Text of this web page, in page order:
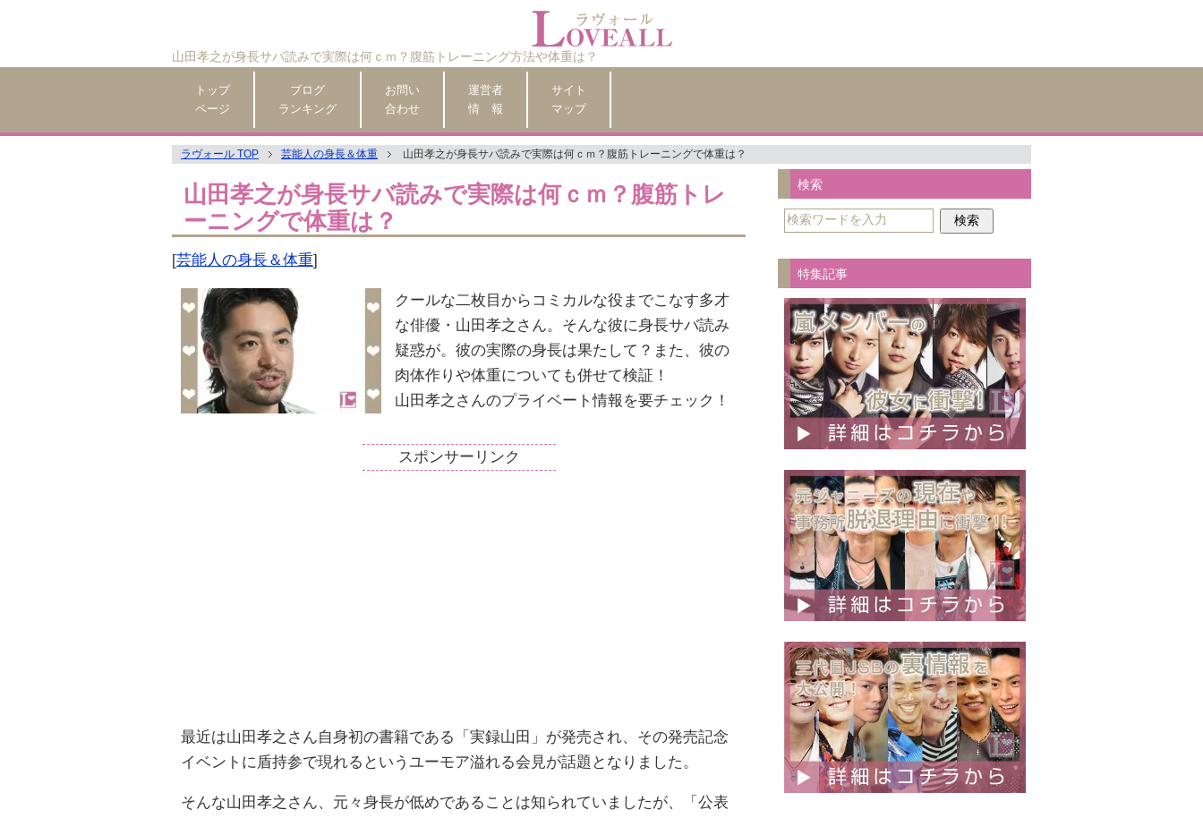
山田孝之が身長サバ読みで実際は何ｃｍ？腹筋トレーニング方法や体重は？
トップ
ページ
ブログ
ランキング
お問い
合わせ
運営者
情 報
サイト
マップ
ラヴォール TOP 芸能人の身長＆体重 山田孝之が身長サバ読みで実際は何ｃｍ？腹筋トレーニングで体重は？
山田孝之が身長サバ読みで実際は何ｃｍ？腹筋トレ
ーニングで体重は？
[芸能人の身長＆体重]
クールな二枚目からコミカルな役までこなす多才
な俳優・山田孝之さん。そんな彼に身長サバ読み
疑惑が。彼の実際の身長は果たして？また、彼の
肉体作りや体重についても併せて検証！
山田孝之さんのプライベート情報を要チェック！
スポンサーリンク
最近は山田孝之さん自身初の書籍である「実録山田」が発売され、その発売記念
イベントに盾持参で現れるというユーモア溢れる会見が話題となりました。
そんな山田孝之さん、元々身長が低めであることは知られていましたが、「公表
検索
特集記事